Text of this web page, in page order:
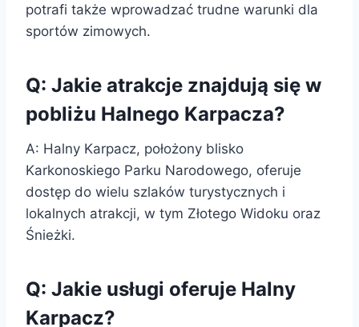
potrafi także wprowadzać trudne warunki dla
sportów zimowych.
Q: Jakie atrakcje znajdują się w
pobliżu Halnego Karpacza?
A: Halny Karpacz, położony blisko
Karkonoskiego Parku Narodowego, oferuje
dostęp do wielu szlaków turystycznych i
lokalnych atrakcji, w tym Złotego Widoku oraz
Śnieżki.
Q: Jakie usługi oferuje Halny
Karpacz?